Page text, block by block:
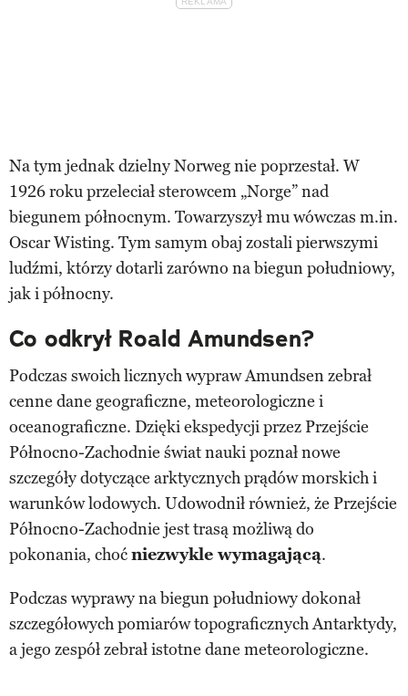
Na tym jednak dzielny Norweg nie poprzestał. W
1926 roku przeleciał sterowcem „Norge” nad
biegunem północnym. Towarzyszył mu wówczas m.in.
Oscar Wisting. Tym samym obaj zostali pierwszymi
ludźmi, którzy dotarli zarówno na biegun południowy,
jak i północny.
Co odkrył Roald Amundsen?
Podczas swoich licznych wypraw Amundsen zebrał
cenne dane geograficzne, meteorologiczne i
oceanograficzne. Dzięki ekspedycji przez Przejście
Północno-Zachodnie świat nauki poznał nowe
szczegóły dotyczące arktycznych prądów morskich i
warunków lodowych. Udowodnił również, że Przejście
Północno-Zachodnie jest trasą możliwą do
pokonania, choćniezwykle wymagającą.
Podczas wyprawy na biegun południowy dokonał
szczegółowych pomiarów topograficznych Antarktydy,
a jego zespół zebrał istotne dane meteorologiczne.